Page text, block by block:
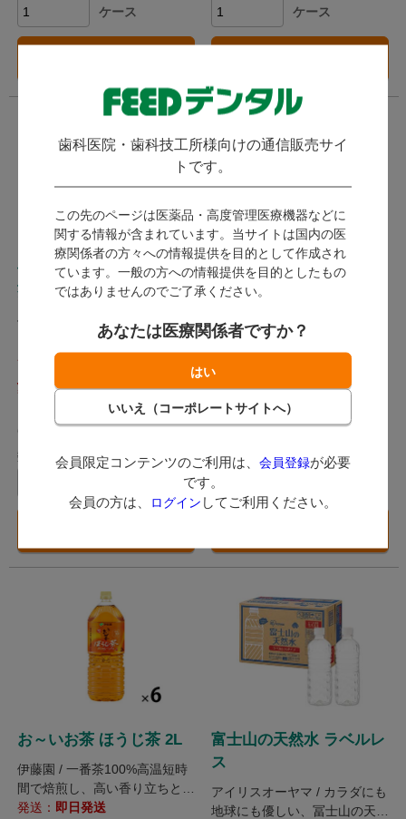
歯科医院・歯科技工所様向けの通信販売サイ
トです。
この先のページは医薬品・高度管理医療機器などに
関する情報が含まれています。当サイトは国内の医
療関係者の方々への情報提供を目的として作成され
ています。一般の方への情報提供を目的としたもの
ではありませんのでご了承ください。
あなたは医療関係者ですか？
会員限定コンテンツのご利用は、 会員登録が必要
です。
会員の方は、
ログイン してご利用ください。
ケース ケース
伊藤園 健康ミネラルむぎ
茶 2L
伊藤園 / 無香料・無着色・ノン
カフェインだから安心！不足し
がちな水分＆ミネラルをおいし
発送：即日発送
1,360
6ポイント～
数量：
アサヒ十六茶 2L
アサヒ飲料 / 【カフェインゼ
なバランスでブレンドした健康
茶です。
発送： 即日発送
1,544
（税込）
7ポイント～
数量：
お～いお茶 ほうじ茶 2L
伊藤園 / 一番茶100%高温短時
間で焙煎し、高い香り立ちとす
っきりした味わいを実現。
発送： 即日発送
富士山の天然水 ラベルレ
ス
アイリスオーヤマ / カラダにも
地球にも優しい、冨士山の天然